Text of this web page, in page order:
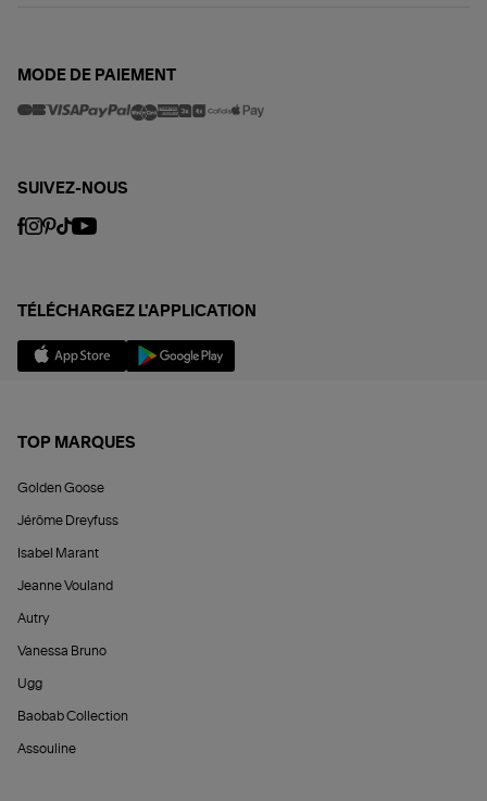
MODE DE PAIEMENT
SUIVEZ-NOUS
TÉLÉCHARGEZ L'APPLICATION
TOP MARQUES
Golden Goose
Jérôme Dreyfuss
Isabel Marant
Jeanne Vouland
Autry
Vanessa Bruno
Ugg
Baobab Collection
Assouline